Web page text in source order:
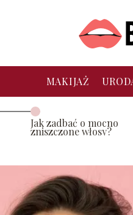
MAKIJAŻ
Jak zadbać o mocno
zniszczone włosy?